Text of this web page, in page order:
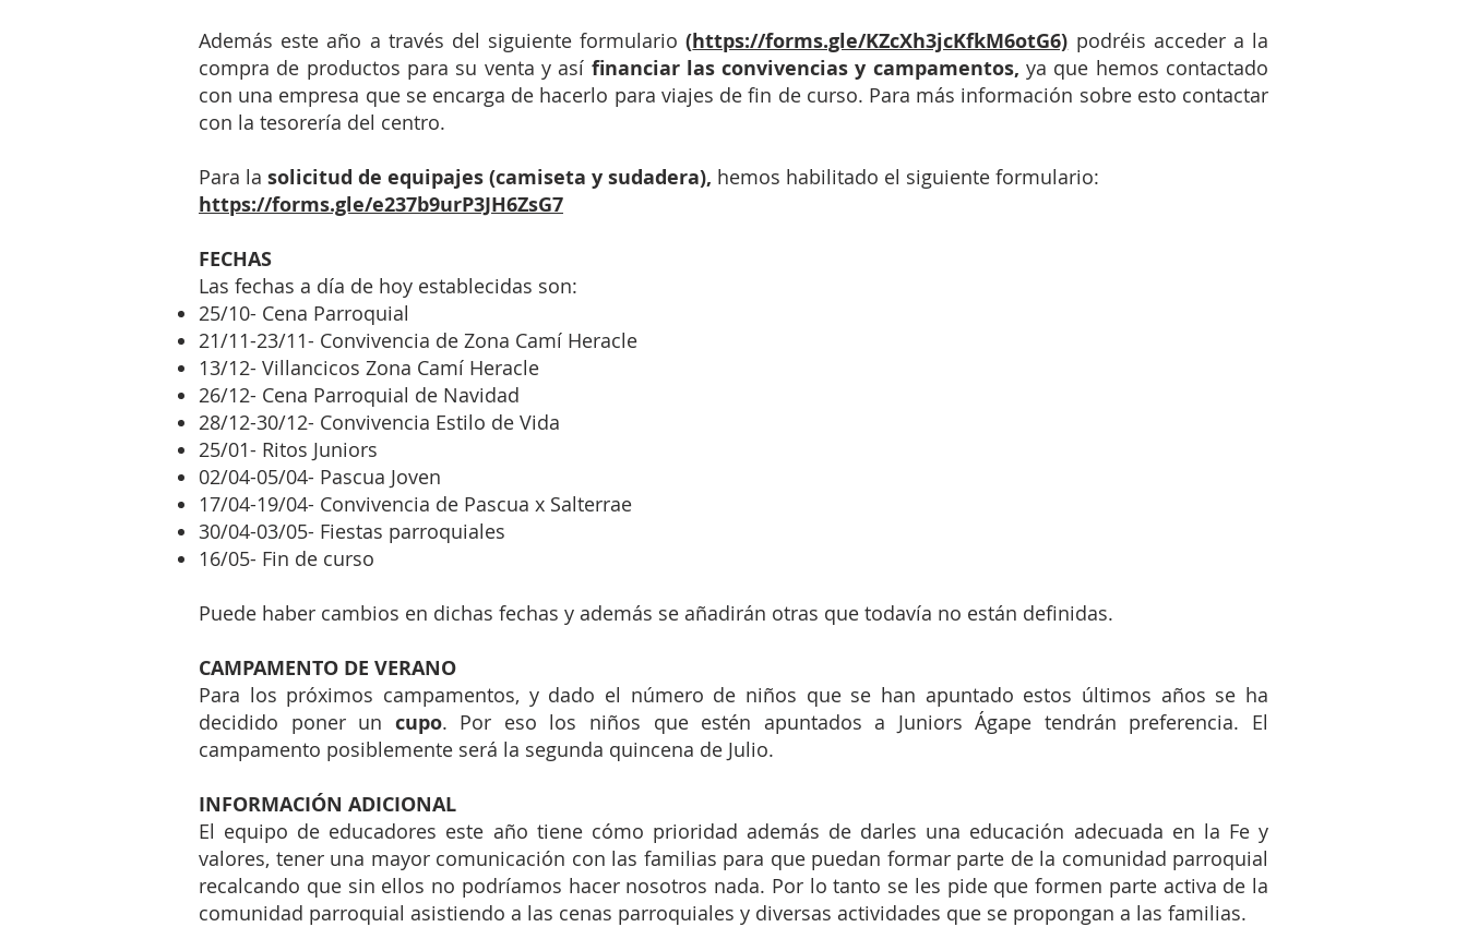
Además este año a través del siguiente formulario(https://forms.gle/KZcXh3jcKfkM6otG6) podréis acceder a la
compra de productos para su venta y así financiar las convivencias y campamentos,ya que hemos contactado
con una empresa que se encarga de hacerlo para viajes de fin de curso. Para más información sobre esto contactar
con la tesorería del centro.
Para la solicitud de equipajes (camiseta y sudadera), hemos habilitado el siguiente ​formulario:
https://forms.gle/e237b9urP3JH6ZsG7
FECHAS
Las fechas a día de hoy establecidas son:
25/10- Cena Parroquial
21/11-23/11- Convivencia de Zona Camí Heracle
13/12- Villancicos Zona Camí Heracle
26/12- Cena Parroquial de Navidad
28/12-30/12- Convivencia Estilo de Vida
25/01- Ritos Juniors
02/04-05/04- Pascua Joven
17/04-19/04- Convivencia de Pascua x Salterrae
30/04-03/05- Fiestas parroquiales
16/05- Fin de curso
Puede haber cambios en dichas fechas y además se añadirán otras que todavía no están definidas.
CAMPAMENTO DE VERANO
Para los próximos campamentos, y dado el número de niños que se han apuntado estos últimos años se ha
decidido poner un cupo. Por eso los niños que estén apuntados a Juniors Ágape tendrán preferencia. El
campamento posiblemente será la segunda quincena de Julio.
INFORMACIÓN ADICIONAL
El equipo de educadores este año tiene cómo prioridad además de darles una educación adecuada en la Fe y
valores, tener una mayor comunicación con las familias para que puedan formar parte de la comunidad parroquial
recalcando que sin ellos no podríamos hacer nosotros nada. Por lo tanto se les pide que formen parte activa de la
comunidad parroquial asistiendo a las cenas parroquiales y diversas actividades que se propongan a las familias.